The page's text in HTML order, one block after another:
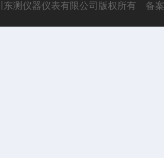
东测仪器仪表有限公司版权所有 备